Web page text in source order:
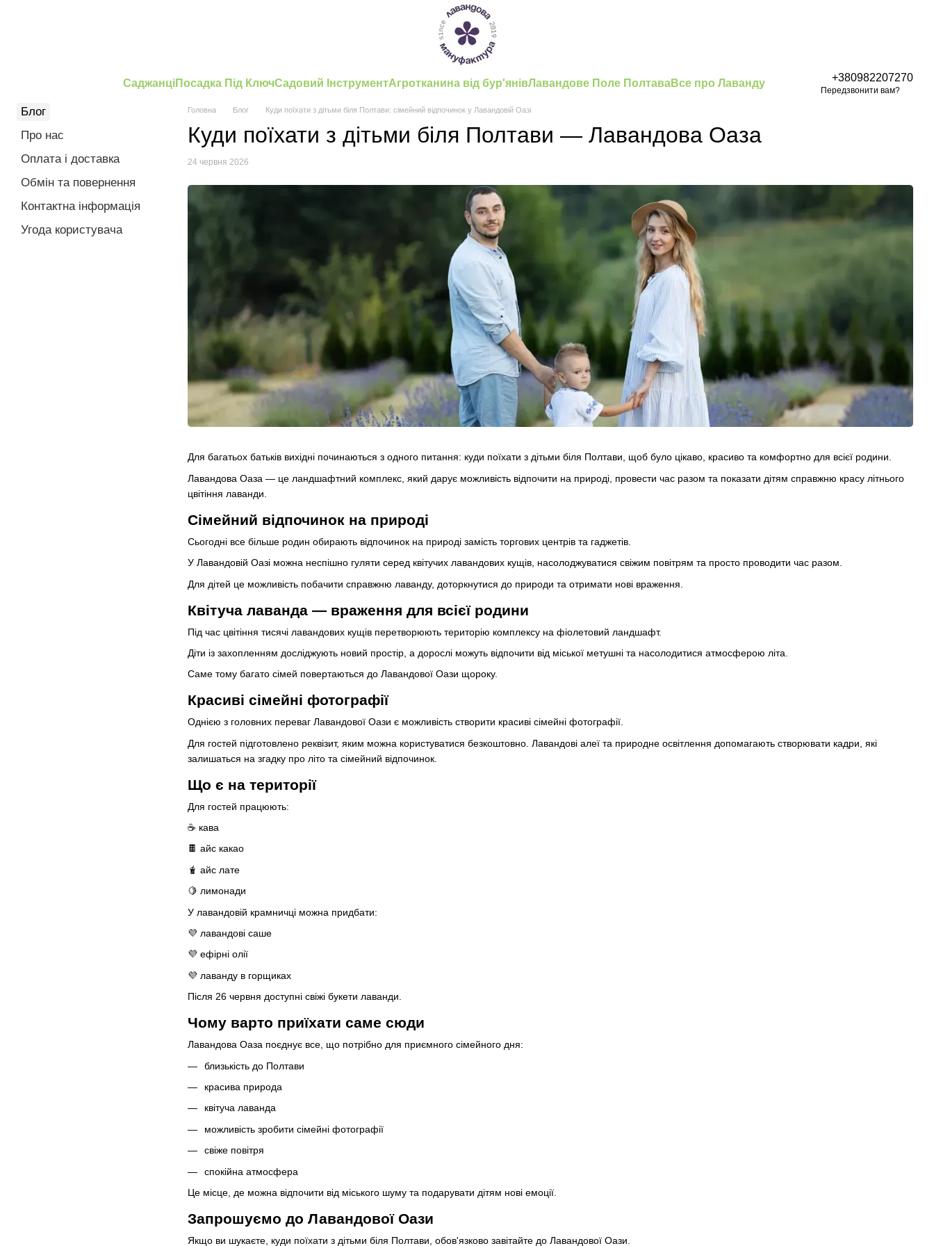
СаджанціПосадка Під КлючСадовий ІнструментАгротканина від бур'янівЛавандове Поле ПолтаваВсе про Лаванду +380982207270
Передзвонити вам?
Головна Блог Куди поїхати з дітьми біля Полтави: сімейний відпочинок у Лавандовій Оазі
Куди поїхати з дітьми біля Полтави — Лавандова Оаза
24 червня 2026
Для багатьох батьків вихідні починаються з одного питання: куди поїхати з дітьми біля Полтави, щоб було цікаво, красиво та комфортно для всієї родини.
Лавандова Оаза — це ландшафтний комплекс, який дарує можливість відпочити на природі, провести час разом та показати дітям справжню красу літнього
цвітіння лаванди.
Сімейний відпочинок на природі
Сьогодні все більше родин обирають відпочинок на природі замість торгових центрів та гаджетів.
У Лавандовій Оазі можна неспішно гуляти серед квітучих лавандових кущів, насолоджуватися свіжим повітрям та просто проводити час разом.
Для дітей це можливість побачити справжню лаванду, доторкнутися до природи та отримати нові враження.
Квітуча лаванда — враження для всієї родини
Під час цвітіння тисячі лавандових кущів перетворюють територію комплексу на фіолетовий ландшафт.
Діти із захопленням досліджують новий простір, а дорослі можуть відпочити від міської метушні та насолодитися атмосферою літа.
Саме тому багато сімей повертаються до Лавандової Оази щороку.
Красиві сімейні фотографії
Однією з головних переваг Лавандової Оази є можливість створити красиві сімейні фотографії.
Для гостей підготовлено реквізит, яким можна користуватися безкоштовно. Лавандові алеї та природне освітлення допомагають створювати кадри, які
залишаться на згадку про літо та сімейний відпочинок.
Що є на території
Для гостей працюють:
☕ кава
🍫 айс какао
🧋 айс лате
🍋 лимонади
У лавандовій крамничці можна придбати:
💜 лавандові саше
💜 ефірні олії
💜 лаванду в горщиках
Після 26 червня доступні свіжі букети лаванди.
Чому варто приїхати саме сюди
Лавандова Оаза поєднує все, що потрібно для приємного сімейного дня:
близькість до Полтави
красива природа
квітуча лаванда
можливість зробити сімейні фотографії
свіже повітря
спокійна атмосфера
Це місце, де можна відпочити від міського шуму та подарувати дітям нові емоції.
Запрошуємо до Лавандової Оази
Якщо ви шукаєте, куди поїхати з дітьми біля Полтави, обов'язково завітайте до Лавандової Оази.
Блог
Про нас
Оплата і доставка
Обмін та повернення
Контактна інформація
Угода користувача